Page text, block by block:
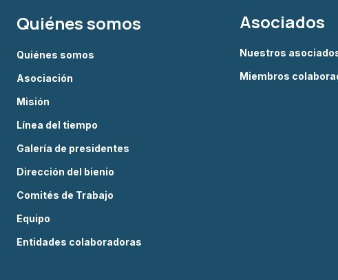
Quiénes somos
Quiénes somos
Asociación
Misión
Línea del tiempo
Galería de presidentes
Dirección del bienio
Comités de Trabajo
Equipo
Entidades colaboradoras
Asociados
Nuestros
Miembros